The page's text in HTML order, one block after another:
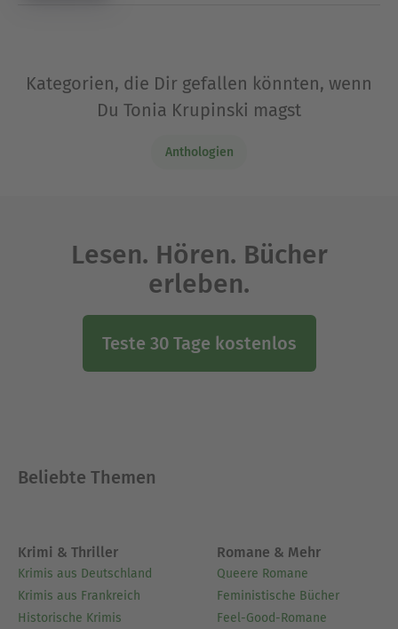
Kategorien, die Dir gefallen könnten, wenn
Du Tonia Krupinski magst
Anthologien
Lesen. Hören. Bücher
erleben.
Teste 30 Tage kostenlos
Beliebte Themen
Krimi & Thriller
Krimis aus Deutschland
Krimis aus Frankreich
Historische Krimis
Romane & Mehr
Queere Romane
Feministische Bücher
Feel-Good-Romane